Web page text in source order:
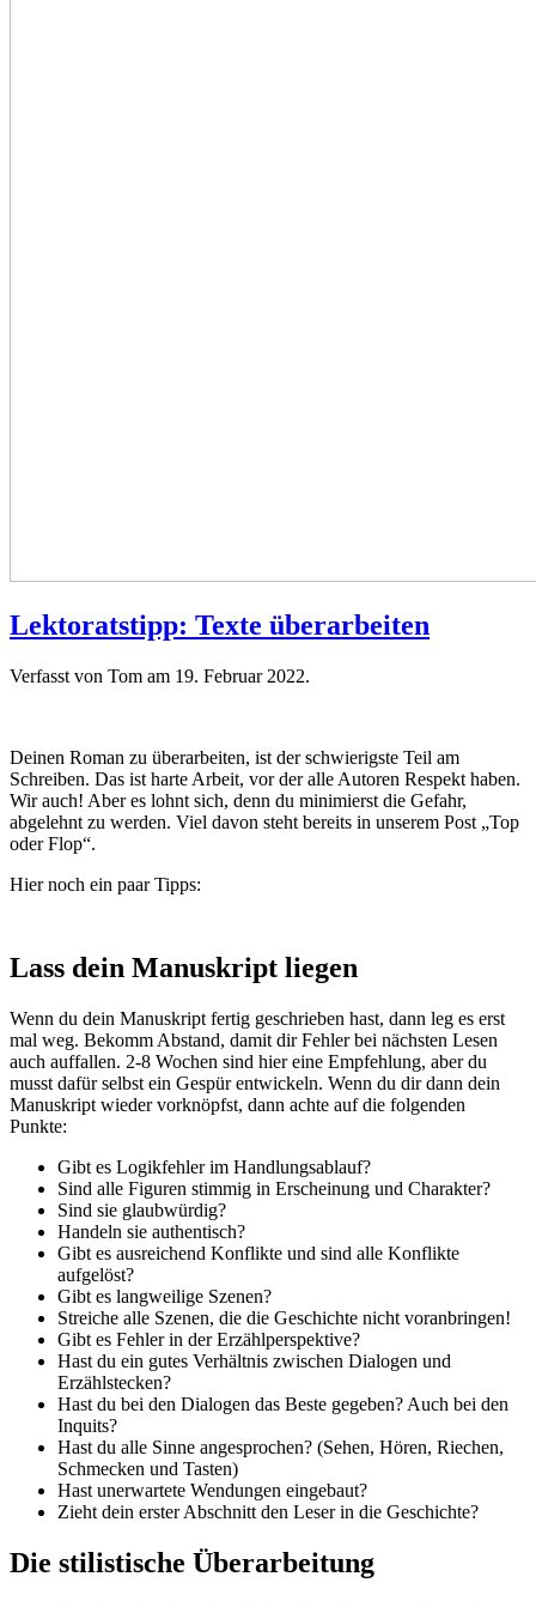
Lektoratstipp: Texte überarbeiten
Verfasst von Tom am 19. Februar 2022.
Deinen Roman zu überarbeiten, ist der schwierigste Teil am
Schreiben. Das ist harte Arbeit, vor der alle Autoren Respekt haben.
Wir auch! Aber es lohnt sich, denn du minimierst die Gefahr,
abgelehnt zu werden. Viel davon steht bereits in unserem Post „Top
oder Flop“.
Hier noch ein paar Tipps:
Lass dein Manuskript liegen
Wenn du dein Manuskript fertig geschrieben hast, dann leg es erst
mal weg. Bekomm Abstand, damit dir Fehler bei nächsten Lesen
auch auffallen. 2-8 Wochen sind hier eine Empfehlung, aber du
musst dafür selbst ein Gespür entwickeln. Wenn du dir dann dein
Manuskript wieder vorknöpfst, dann achte auf die folgenden
Punkte:
Gibt es Logikfehler im Handlungsablauf?
Sind alle Figuren stimmig in Erscheinung und Charakter?
Sind sie glaubwürdig?
Handeln sie authentisch?
Gibt es ausreichend Konflikte und sind alle Konflikte
aufgelöst?
Gibt es langweilige Szenen?
Streiche alle Szenen, die die Geschichte nicht voranbringen!
Gibt es Fehler in der Erzählperspektive?
Hast du ein gutes Verhältnis zwischen Dialogen und
Erzählstecken?
Hast du bei den Dialogen das Beste gegeben? Auch bei den
Inquits?
Hast du alle Sinne angesprochen? (Sehen, Hören, Riechen,
Schmecken und Tasten)
Hast unerwartete Wendungen eingebaut?
Zieht dein erster Abschnitt den Leser in die Geschichte?
Die stilistische Überarbeitung